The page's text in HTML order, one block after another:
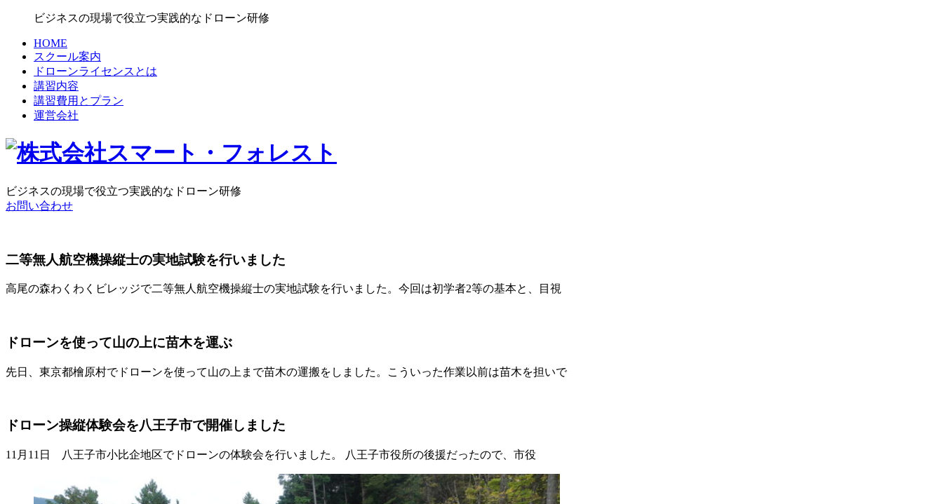
ビジネスの現場で役立つ実践的なドローン研修
HOME
スクール案内
ドローンライセンスとは
講習内容
講習費用とプラン
運営会社
ビジネスの現場で役立つ実践的なドローン研修
お問い合わせ
二等無人航空機操縦士の実地試験を行いました
高尾の森わくわくビレッジで二等無人航空機操縦士の実地試験を行いました。今回は初学者2等の基本と、目視
ドローンを使って山の上に苗木を運ぶ
先日、東京都檜原村でドローンを使って山の上まで苗木の運搬をしました。こういった作業以前は苗木を担いで
ドローン操縦体験会を八王子市で開催しました
11月11日 八王子市小比企地区でドローンの体験会を行いました。 八王子市役所の後援だったので、市役